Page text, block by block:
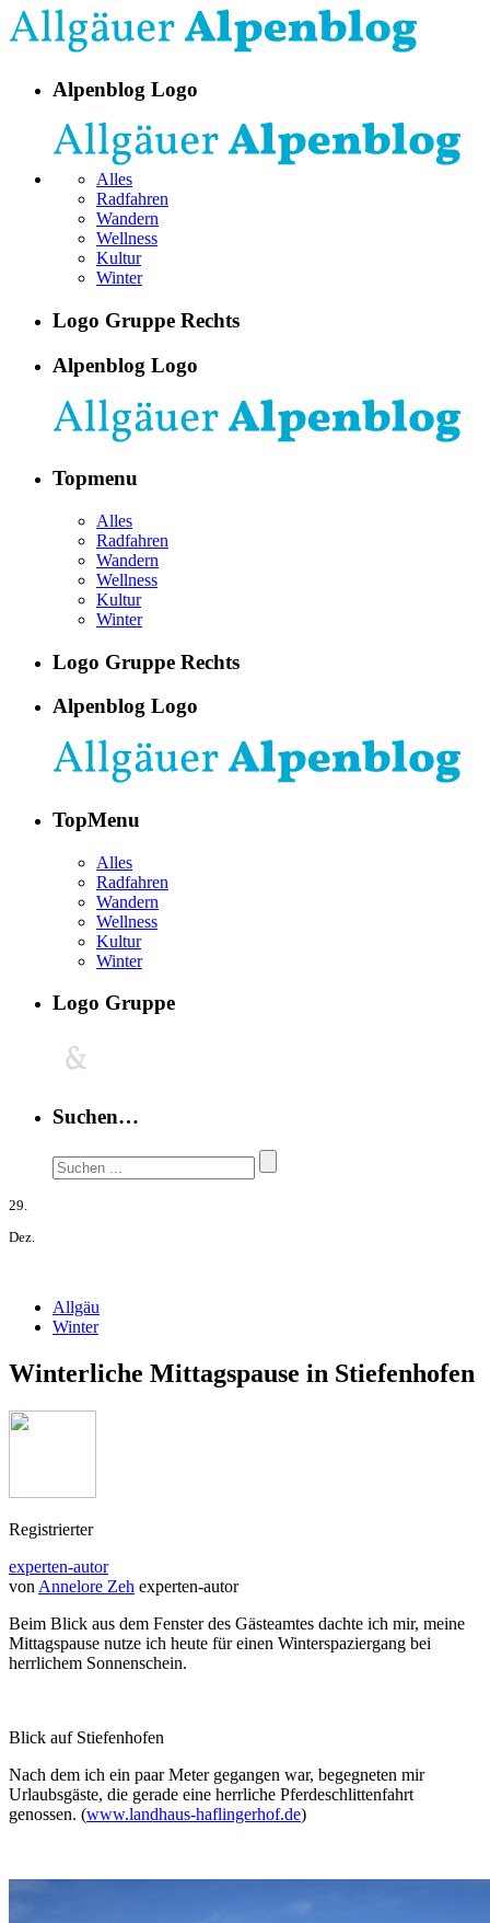
Alpenblog Logo
Alles
Radfahren
Wandern
Wellness
Kultur
Winter
Logo Gruppe Rechts
Alpenblog Logo
Topmenu
Alles
Radfahren
Wandern
Wellness
Kultur
Winter
Logo Gruppe Rechts
Alpenblog Logo
TopMenu
Alles
Radfahren
Wandern
Wellness
Kultur
Winter
Logo Gruppe
Suchen…
29.
Dez.
Allgäu
Winter
Winterliche Mittagspause in Stiefenhofen
Registrierter
experten-autor
von Annelore Zeh experten-autor
Beim Blick aus dem Fenster des Gästeamtes dachte ich mir, meine
Mittagspause nutze ich heute für einen Winterspaziergang bei
herrlichem Sonnenschein.
Blick auf Stiefenhofen
Nach dem ich ein paar Meter gegangen war, begegneten mir
Urlaubsgäste, die gerade eine herrliche Pferdeschlittenfahrt
genossen. (www.landhaus-haflingerhof.de)